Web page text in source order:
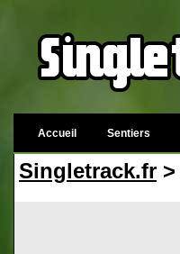
Accueil Sentiers
Singletrack.fr >